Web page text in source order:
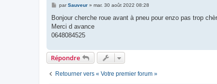
M
s
a
g
parSauveur» mar. 30 août 2022 08:28
Bonjour cherche roue avant à pneu pour enzo pas trop
Merci d avance
0648084525
Répondre
Retourner vers « Votre premier forum »